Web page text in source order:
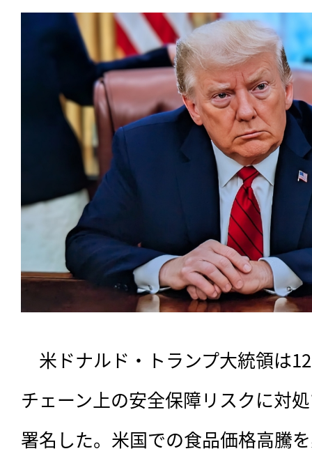
米ドナルド・トランプ大統領は
チェーン上の安全保障リスクに対
署名した。米国での食品価格高騰